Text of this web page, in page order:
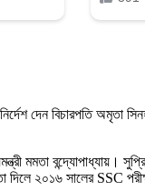
দেন বিচারপতি অমৃতা
মমতা বন্দ্যোপাধ্যায়।
দিলে ২০১৬ সালের SSC